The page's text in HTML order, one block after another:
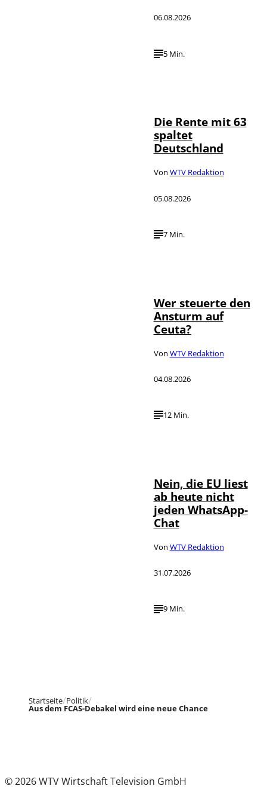
06.08.2026
5 Min.
Die Rente mit 63
spaltet
Deutschland
Von WTV Redaktion
05.08.2026
7 Min.
Wer steuerte den
Ansturm auf
Ceuta?
Von WTV Redaktion
04.08.2026
12 Min.
Nein, die EU liest
ab heute nicht
jeden WhatsApp-
Chat
Von WTV Redaktion
31.07.2026
9 Min.
Startseite Politik
Aus dem FCAS-Debakel wird eine neue Chance
© 2026 WTV Wirtschaft Television GmbH